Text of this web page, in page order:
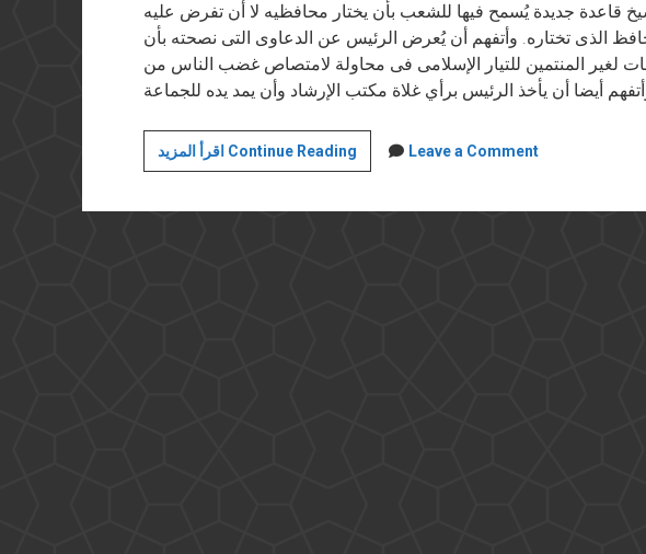
قاعدة جديدة يُسمح فيها للشعب بأن يختار محافظيه لا أن تفرض عليه
الذى تختاره. وأتفهم أن يُعرض الرئيس عن الدعاوى التى نصحته بأن
لغير المنتمين للتيار الإسلامى فى محاولة لامتصاص غضب الناس من
اقرأ المزيد Continue Readingعلى
درب
Leave a Comment